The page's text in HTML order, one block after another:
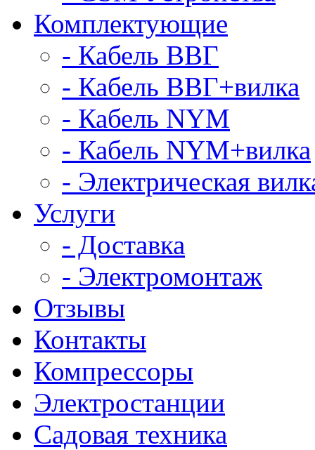
Комплектующие
- Кабель ВВГ
- Кабель ВВГ+вилка
- Кабель NYM
- Кабель NYM+вилка
- Электрическая
Услуги
- Доставка
- Электромонтаж
Отзывы
Контакты
Компрессоры
Электростанции
Садовая техника